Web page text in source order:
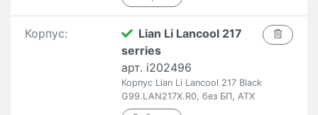
Корпус:
Lian Li Lancool 217
serries
арт. i202496
Корпус Lian Li Lancool 217 Black
G99.LAN217X.R0, без БП, ATX